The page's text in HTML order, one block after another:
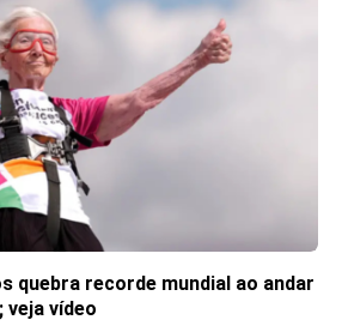
quebra recorde mundial ao andar
veja vídeo